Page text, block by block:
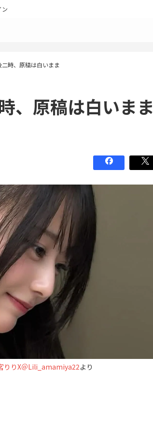
ン
時、原稿は白いまま
、原稿は白いまま
りりX＠Lili_amamiya22より